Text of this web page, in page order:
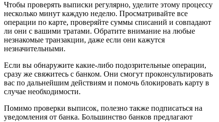
Чтобы проверять выписки регулярно, уделите этому процессу
несколько минут каждую неделю. Просматривайте все
операции по карте, проверяйте суммы списаний и совпадают
ли они с вашими тратами. Обратите внимание на любые
незнакомые транзакции, даже если они кажутся
незначительными.
Если вы обнаружите какие-либо подозрительные операции,
сразу же свяжитесь с банком. Они смогут проконсультировать
вас по дальнейшим действиям и помочь блокировать карту в
случае необходимости.
Помимо проверки выписок, полезно также подписаться на
уведомления от банка. Большинство банков предлагают